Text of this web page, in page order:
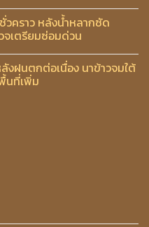
วคราว หลังน้ำหลากซัด
จเตรียมซ่อมด่วน
งฝนตกต่อเนื่อง นาข้าวจมใต้
นที่เพิ่ม